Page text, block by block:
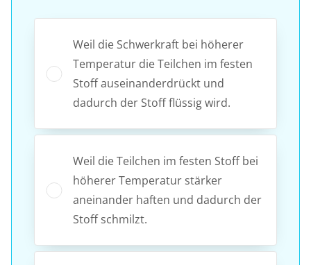
Weil die Schwerkraft bei höherer
Temperatur die Teilchen im festen
Stoff auseinanderdrückt und
dadurch der Stoff flüssig wird.
Weil die Teilchen im festen Stoff bei
höherer Temperatur stärker
aneinander haften und dadurch der
Stoff schmilzt.